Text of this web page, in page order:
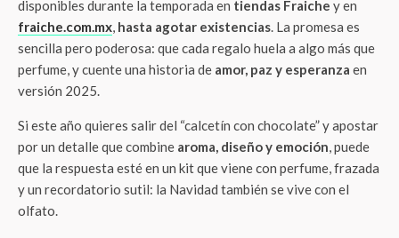
disponibles durante la temporada en tiendas Fraiche y en
fraiche.com.mx, hasta agotar existencias. La promesa es
sencilla pero poderosa: que cada regalo huela a algo más que
perfume, y cuente una historia de amor, paz y esperanza en
versión 2025.
Si este año quieres salir del “calcetín con chocolate” y apostar
por un detalle que combine aroma, diseño y emoción, puede
que la respuesta esté en un kit que viene con perfume, frazada
y un recordatorio sutil: la Navidad también se vive con el
olfato.